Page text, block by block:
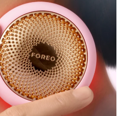
預計送達日期
預計送達日期 8/9/26
預計送達日期8/17/26
預計送達日期8/11/26
預計送達日期8/9/26